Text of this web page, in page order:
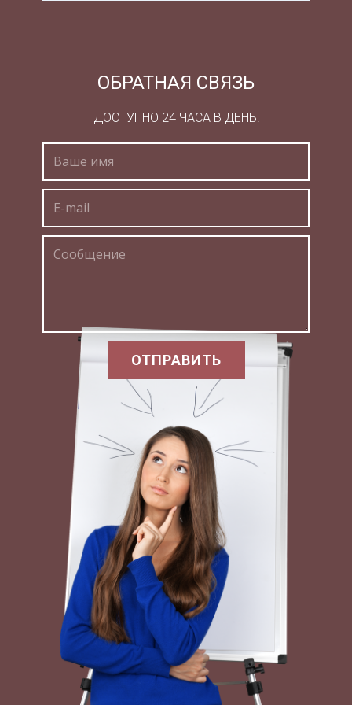
могут быть рано или поздно нарушены и
правоприменительная практика отнюдь не
использовать имеющиеся возможности по
налогов, максимизировать всеми способами
свою прибыль, то это надо делать.
Неблагоприятный социальный фон.
прекрасной 'питательной средой' для теневой
экономики. Люди, потерявшие работу или не
получающие долгими месяцами заработную
плату, соглашаются на все условия нелегальной,
теневой занятости: отношения с работодателем
подчас основываются только на устной
договоренности, никакие больничные и
отпускные не оплачиваются, увольнение
возможно без всяких социальных гарантий и
тем более без предупреждения и т. д. Для
работодателей такие отношения более чем
выгодны: работники оказываются весьма
заинтересованными в том, чтобы теневой
бизнес 'хозяина' оставался таковым;
работодатели обладают неконтролируемой
властью над наемными работниками; прямые
финансовые выгоды заключаются уже в том,
что никаких налогов на фонд оплаты труда
платить не надо и т. д.
ДОСТУПНО 24 ЧАСА В ДЕНЬ!
ОТПРАВИТЬ
ОБРАТНАЯ СВЯЗЬ